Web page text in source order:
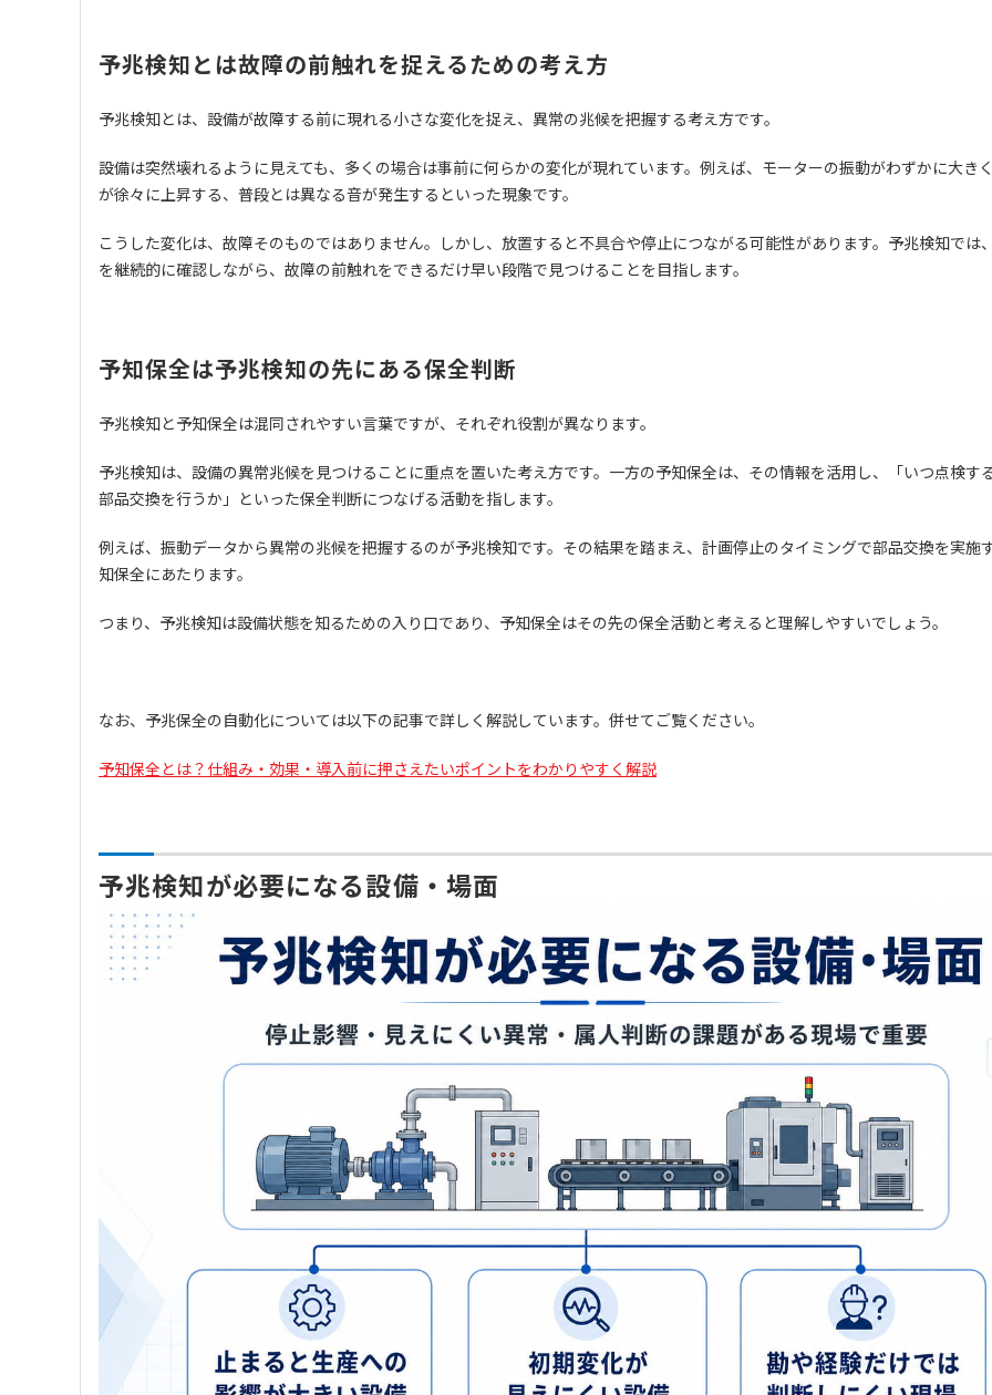
予兆検知とは故障の前触れを捉えるための考え方
予兆検知とは、設備が故障する前に現れる小さな変化を捉え、異常の兆候を把握する考え方です。
設備は突然壊れるように見えても、多くの場合は事前に何らかの変化が現れています。例えば、モーターの振動がわずかに大き
が徐々に上昇する、普段とは異なる音が発生するといった現象です。
こうした変化は、故障そのものではありません。しかし、放置すると不具合や停止につながる可能性があります。予兆検知では
を継続的に確認しながら、故障の前触れをできるだけ早い段階で見つけることを目指します。
予知保全は予兆検知の先にある保全判断
予兆検知と予知保全は混同されやすい言葉ですが、それぞれ役割が異なります。
予兆検知は、設備の異常兆候を見つけることに重点を置いた考え方です。一方の予知保全は、その情報を活用し、「いつ点検す
部品交換を行うか」といった保全判断につなげる活動を指します。
例えば、振動データから異常の兆候を把握するのが予兆検知です。その結果を踏まえ、計画停止のタイミングで部品交換を実施
知保全にあたります。
つまり、予兆検知は設備状態を知るための入り口であり、予知保全はその先の保全活動と考えると理解しやすいでしょう。
なお、予兆保全の自動化については以下の記事で詳しく解説しています。併せてご覧ください。
予知保全とは？仕組み・効果・導入前に押さえたいポイントをわかりやすく解説
予兆検知が必要になる設備・場面